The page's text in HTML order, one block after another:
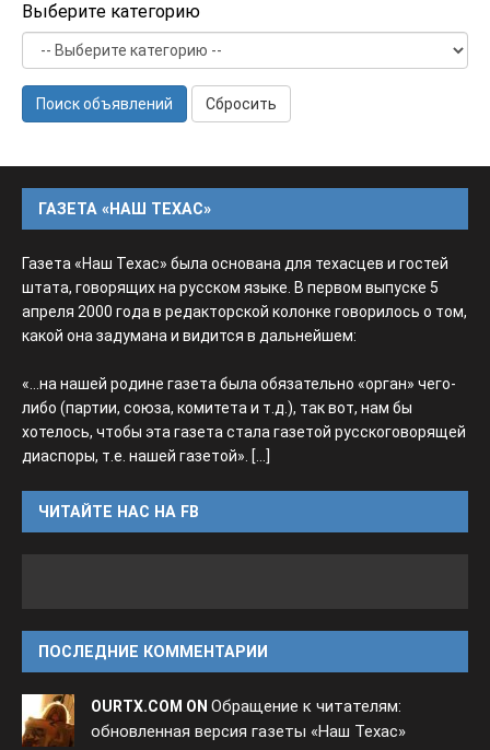
Выберите категорию
Поиск объявлений Сбросить
ГАЗЕТА «НАШ ТЕХАС»
Газета «Наш Техас» была основана для техасцев и гостей
штата, говорящих на русском языке. В первом выпуске 5
апреля 2000 года в редакторской колонке говорилось о том,
какой она задумана и видится в дальнейшем:
«...на нашей родине газета была обязательно «орган» чего-
либо (партии, союза, комитета и т.д.), так вот, нам бы
хотелось, чтобы эта газета стала газетой русскоговорящей
диаспоры, т.е. нашей газетой». [...]
ЧИТАЙТЕ НАС НА FB
ПОСЛЕДНИЕ КОММЕНТАРИИ
OURTX.COM ON Обращение к читателям:
обновленная версия газеты «Наш Техас»